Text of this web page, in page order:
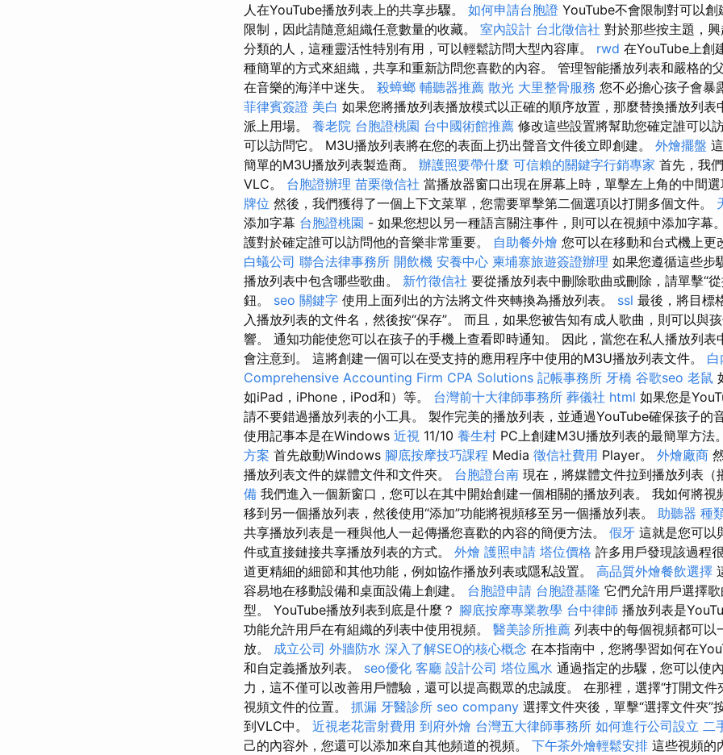
人在YouTube播放列表上的共享步驟。 如何申請台胞證 YouTube不會限制對可以創
限制，因此請隨意組織任意數量的收藏。 室內設計 台北徵信社 對於那些按主題，
分類的人，這種靈活性特別有用，可以輕鬆訪問大型內容庫。 rwd 在YouTube上創
種簡單的方式來組織，共享和重新訪問您喜歡的內容。 管理智能播放列表和嚴格的
在音樂的海洋中迷失。 殺蟑螂 輔聽器推薦 散光 大里整骨服務 您不必擔心孩子會暴
菲律賓簽證 美白 如果您將播放列表播放模式以正確的順序放置，那麼替換播放列表
派上用場。 養老院 台胞證桃園 台中國術館推薦 修改這些設置將幫助您確定誰可以
可以訪問它。 M3U播放列表將在您的表面上扔出聲音文件後立即創建。 外燴擺盤
簡單的M3U播放列表製造商。 辦護照要帶什麼 可信賴的關鍵字行銷專家 首先，我
VLC。 台胞證辦理 苗栗徵信社 當播放器窗口出現在屏幕上時，單擊左上角的中間選
牌位 然後，我們獲得了一個上下文菜單，您需要單擊第二個選項以打開多個文件。
添加字幕 台胞證桃園 - 如果您想以另一種語言關注事件，則可以在視頻中添加字幕
護對於確定誰可以訪問他的音樂非常重要。 自助餐外燴 您可以在移動和台式機上更
白蟻公司 聯合法律事務所 開飲機 安養中心 柬埔寨旅遊簽證辦理 如果您遵循這些步
播放列表中包含哪些歌曲。 新竹徵信社 要從播放列表中刪除歌曲或刪除，請單擊“
鈕。 seo 關鍵字 使用上面列出的方法將文件夾轉換為播放列表。 ssl 最後，將目標
入播放列表的文件名，然後按“保存”。 而且，如果您被告知有成人歌曲，則可以與
響。 通知功能使您可以在孩子的手機上查看即時通知。 因此，當您在私人播放列表
會注意到。 這將創建一個可以在受支持的應用程序中使用的M3U播放列表文件。
Comprehensive Accounting Firm CPA Solutions 記帳事務所 牙橋 谷歌seo 老鼠
如iPad，iPhone，iPod和）等。 台灣前十大律師事務所 葬儀社 html 如果您是
請不要錯過播放列表的小工具。 製作完美的播放列表，並通過YouTube確保孩子的
使用記事本是在Windows 近視 11/10 養生村 PC上創建M3U播放列表的最簡單方法。
方案 首先啟動Windows 腳底按摩技巧課程 Media 徵信社費用 Player。 外燴廠商
播放列表文件的媒體文件和文件夾。 台胞證台南 現在，將媒體文件拉到播放列表（
備 我們進入一個新窗口，您可以在其中開始創建一個相關的播放列表。 我如何將視
移到另一個播放列表，然後使用“添加”功能將視頻移至另一個播放列表。 助聽器 種
共享播放列表是一種與他人一起傳播您喜歡的內容的簡便方法。 假牙 這就是您可以
件或直接鏈接共享播放列表的方式。 外燴 護照申請 塔位價格 許多用戶發現該過程
道更精細的細節和其他功能，例如協作播放列表或隱私設置。 高品質外燴餐飲選擇
容易地在移動設備和桌面設備上創建。 台胞證申請 台胞證基隆 它們允許用戶選擇
型。 YouTube播放列表到底是什麼？ 腳底按摩專業教學 台中律師 播放列表是
功能允許用戶在有組織的列表中使用視頻。 醫美診所推薦 列表中的每個視頻都可以
放。 成立公司 外牆防水 深入了解SEO的核心概念 在本指南中，您將學習如何在
和自定義播放列表。 seo優化 客廳 設計公司 塔位風水 通過指定的步驟，您可以使
力，這不僅可以改善用戶體驗，還可以提高觀眾的忠誠度。 在那裡，選擇“打開文件
視頻文件的位置。 抓漏 牙醫診所 seo company 選擇文件夾後，單擊“選擇文件夾”
到VLC中。 近視老花雷射費用 到府外燴 台灣五大律師事務所 如何進行公司設立 二
己的內容外，您還可以添加來自其他頻道的視頻。 下午茶外燴輕鬆安排 這些視頻的